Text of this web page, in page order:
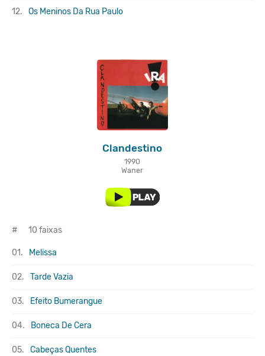
12. Os Meninos Da Rua Paulo
Clandestino
1990
Waner
# 10 faixas
01. Melissa
02. Tarde Vazia
03. Efeito Bumerangue
04. Boneca De Cera
05. Cabeças Quentes